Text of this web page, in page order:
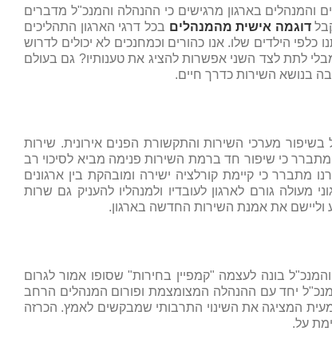
בארגון מרגישים כי ההנהלה והמנכ"ל מדברים
דוגמה אישית מהמנהלים בכל דרגי הארגון התהליכים
הילדים שלו. אנו כהורים וכמחנכים לא יכולים לדרוש
לתת לצד השני אפשרות להציג את טענותיו? גם בעולם
בנושא השירות כדרך חיים.
מערכי השירות והתקשורת הפנים אירונית. שירות
מתברר כי שיפור חד ברמת השירות פנימה מביא לסיכוי רב
מתברר כי קיימת קורלציה ישירה ומובהקת בין ארגונים
גורם לארגון לעובדיו ולמנהליו להעניק גם שרות
וליישם את אמנת השירות החדשה בארגון.
בונה לעצמה "קמפיין בחירות" שסופו אמור לגרום
יחד עם ההנהלה המצומצמת ופורום המנהלים הרחב
המציגה את השינוי התרבותי שמבקשים לאמץ. הכרזה
על.